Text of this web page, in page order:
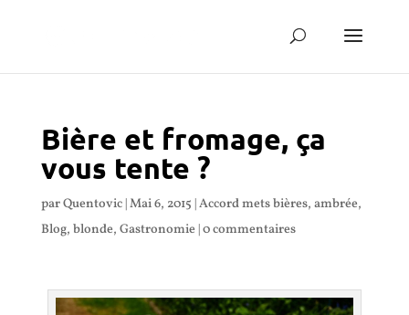
Bière et fromage, ça
vous tente ?
parQuentovic|Mai 6, 2015 |Accord mets bières, ambrée,
Blog, blonde, Gastronomie |0 commentaires